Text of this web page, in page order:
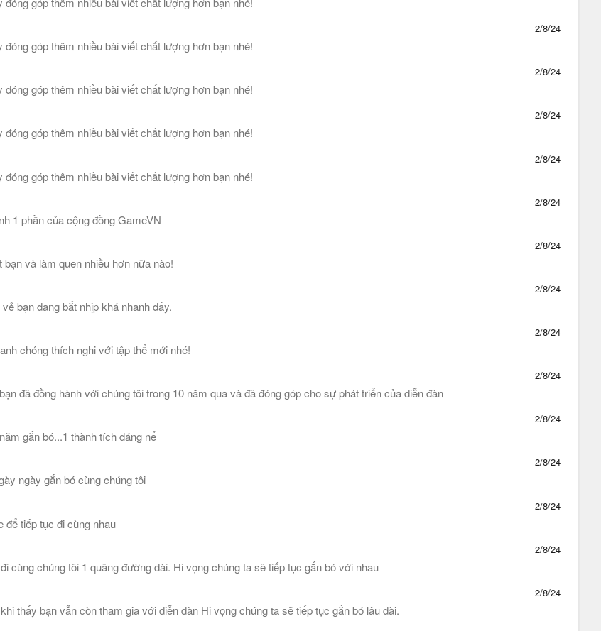
2/8/24
góp thêm nhiều bài viết chất lượng hơn bạn nhé!
2/8/24
góp thêm nhiều bài viết chất lượng hơn bạn nhé!
2/8/24
góp thêm nhiều bài viết chất lượng hơn bạn nhé!
2/8/24
góp thêm nhiều bài viết chất lượng hơn bạn nhé!
2/8/24
1 phần của cộng đồng GameVN
2/8/24
và làm quen nhiều hơn nữa nào!
2/8/24
bạn đang bắt nhịp khá nhanh đấy.
2/8/24
chóng thích nghi với tập thể mới nhé!
2/8/24
đã đồng hành với chúng tôi trong 10 năm qua và đã đóng góp cho sự phát triển của diễn đàn
2/8/24
gắn bó...1 thành tích đáng nể
2/8/24
ngày gắn bó cùng chúng tôi
2/8/24
tiếp tục đi cùng nhau
2/8/24
cùng chúng tôi 1 quãng đường dài. Hi vọng chúng ta sẽ tiếp tục gắn bó với nhau
2/8/24
thấy bạn vẫn còn tham gia với diễn đàn Hi vọng chúng ta sẽ tiếp tục gắn bó lâu dài.